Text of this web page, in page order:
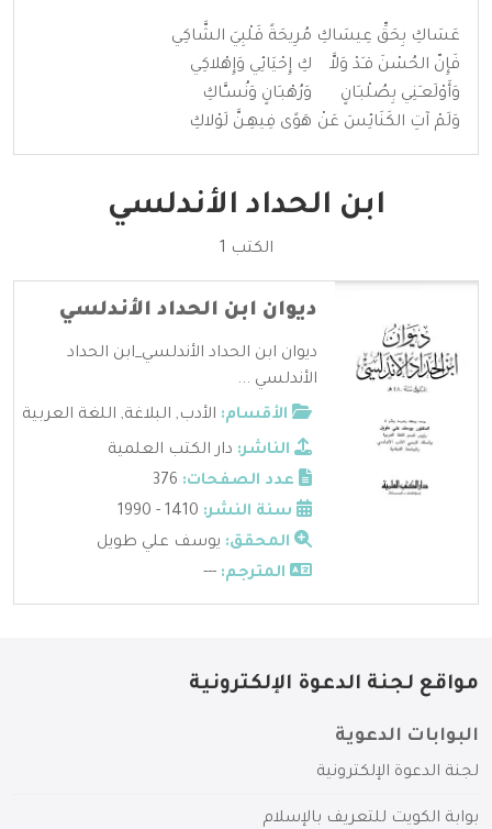
عَسَاكِ بِحَقِّ عِيسَاكِ مُرِيحَةً قَلْبِيَ الشَّاكِي
فَإِنّ الحُسْنَ قـَدْ وَلاَّ
كِ إِحْيَائِي وَإِهْلاكِي
وَأَوْلَعـَنِي بِصُلْبـَانٍ
وَرُهْبـَانٍ وَنُسـَّاكِ
وَلَمْ آتِ الكَنَائِسَ عَنْ هَوًى فِيهِـنَّ لَوْلاكِ
ابن الحداد الأندلسي
الكتب 1
ديوان ابن الحداد الأندلسي
ديوان ابن الحداد الأندلسي_ابن الحداد
الأندلسي ...
الأقسام: الأدب, البلاغة, اللغة العربية
الناشر: دار الكتب العلمية
عدد الصفحات:
سنة النشر:
المحقق: يوسف علي طويل
المترجم: ---
مواقع لجنة الدعوة الإلكترونية
البوابات الدعوية
لجنة الدعوة الإلكترونية
بوابة الكويت للتعريف بالإسلام